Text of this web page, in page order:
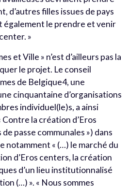
d’autres filles issues de pays
également le prendre et venir
»
et Ville » n’est d’ailleurs pas la
le projet. Le conseil
de Belgique4, une
cinquantaine d’organisations
individuel(le)s, a ainsi
la création d’Eros
passe communales ») dans
notamment « (…) le marché du
d’Eros centers, la création
d’un lieu institutionnalisé
(…) ». « Nous sommes